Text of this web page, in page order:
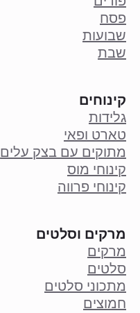
פסח
שבועות
שבת
קינוחים
גלידות
טארט ופאי
מתוקים עם בצק עלים
קינוחי מוס
קינוחי פרווה
מרקים וסלטים
מרקים
סלטים
מתכוני סלטים
חמוצים